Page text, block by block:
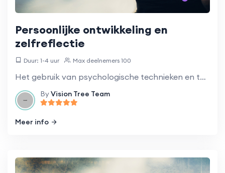
Persoonlijke ontwikkeling en
zelfreflectie
Duur: 1-4 uur Max deelnemers 100
Het gebruik van psychologische technieken en theorieën om persoonlijke groei te bevorderen.
ByVision Tree Team
Meer info